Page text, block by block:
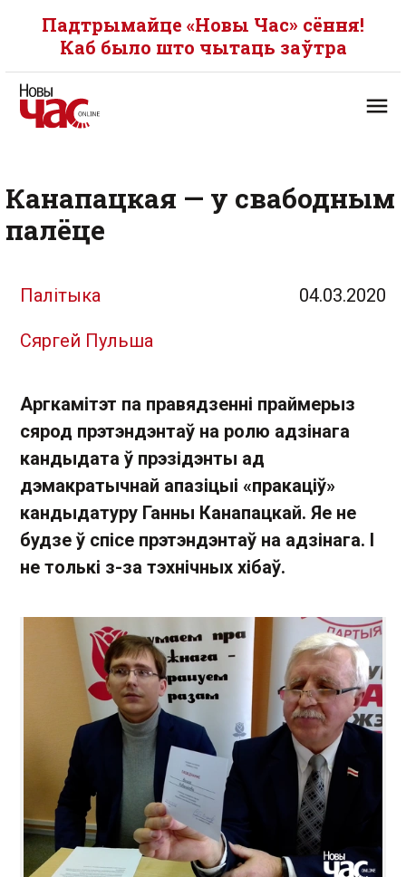
Падтрымайце «Новы Час» сёння!
Каб было што чытаць заўтра
Канапацкая — у свабодным
палёце
Палітыка 04.03.2020
Сяргей Пульша
Аргкамітэт па правядзенні праймерыз
сярод прэтэндэнтаў на ролю адзінага
кандыдата ў прэзідэнты ад
дэмакратычнай апазіцыі «пракаціў»
кандыдатуру Ганны Канапацкай. Яе не
будзе ў спісе прэтэндэнтаў на адзінага. І
не толькі з-за тэхнічных хібаў.